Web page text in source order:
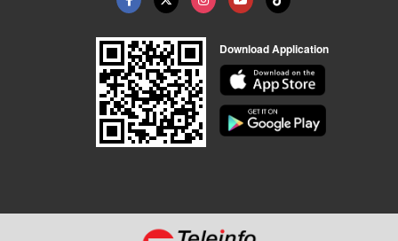
Download Application